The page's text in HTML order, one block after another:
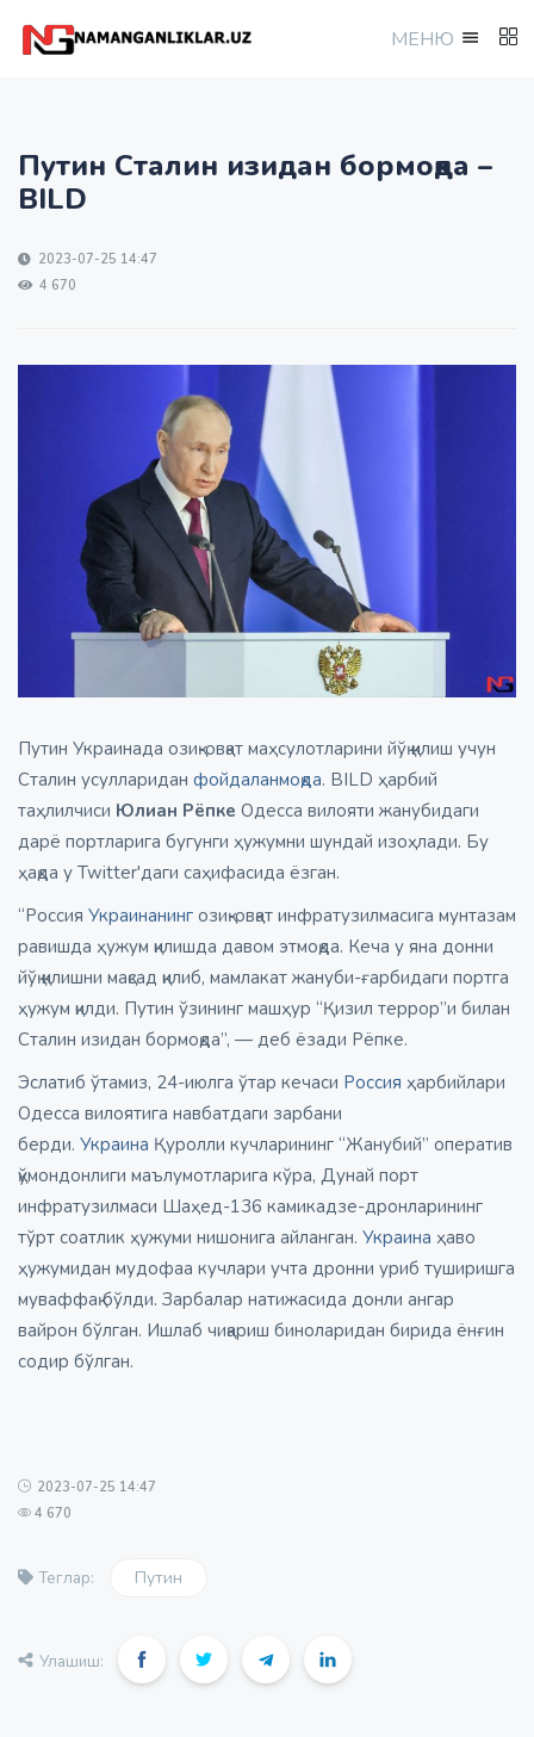
МEНЮ
Путин Сталин изидан бормоқда –
BILD
2023-07-25 14:47
4 670
Путин Украинада озиқ-овқат маҳсулотларини йўқ қилиш учун
Сталин усулларидан фойдаланмоқда. BILD ҳарбий
таҳлилчиси Юлиан Рёпке Одесса вилояти жанубидаги
дарё портларига бугунги ҳужумни шундай изоҳлади. Бу
ҳақда у Twitter'даги саҳифасида ёзган.
“Россия Украинанинг озиқ-овқат инфратузилмасига мунтазам
равишда ҳужум қилишда давом этмоқда. Кеча у яна донни
йўқ қилишни мақсад қилиб, мамлакат жануби-ғарбидаги портга
ҳужум қилди. Путин ўзининг машҳур “Қизил террор”и билан
Сталин изидан бормоқда”, — деб ёзади Рёпке.
Эслатиб ўтамиз, 24-июлга ўтар кечаси Россия ҳарбийлари
Одесса вилоятига навбатдаги зарбани
берди. Украина Қуролли кучларининг “Жанубий” оператив
қўмондонлиги маълумотларига кўра, Дунай порт
инфратузилмаси Шаҳед-136 камикадзе-дронларининг
тўрт соатлик ҳужуми нишонига айланган. Украина ҳаво
ҳужумидан мудофаа кучлари учта дронни уриб туширишга
муваффақ бўлди. Зарбалар натижасида донли ангар
вайрон бўлган. Ишлаб чиқариш биноларидан бирида ёнғин
содир бўлган.
2023-07-25 14:47
4 670
Теглар: Путин
Улашиш: